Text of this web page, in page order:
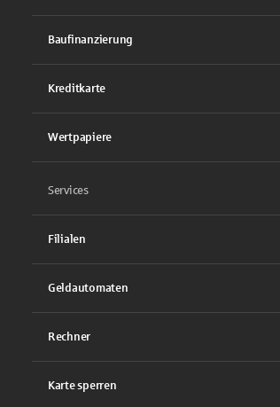
Baufinanzierung
Kreditkarte
Wertpapiere
Services
Filialen
Geldautomaten
Rechner
Karte sperren